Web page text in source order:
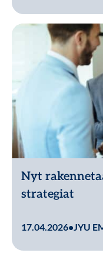
Nyt
strategiat
17.04.2026•JYU